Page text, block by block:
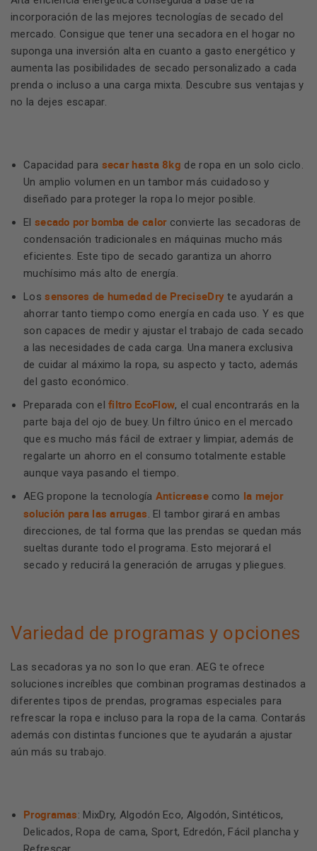
incorporación de las mejores tecnologías de secado del
mercado. Consigue que tener una secadora en el hogar no
suponga una inversión alta en cuanto a gasto energético y
aumenta las posibilidades de secado personalizado a cada
prenda o incluso a una carga mixta. Descubre sus ventajas y
no la dejes escapar.
Capacidad para secar hasta 8kg de ropa en un solo ciclo.
Un amplio volumen en un tambor más cuidadoso y
diseñado para proteger la ropa lo mejor posible.
El secado por bomba de calorconvierte las secadoras de
condensación tradicionales en máquinas mucho más
eficientes. Este tipo de secado garantiza un ahorro
muchísimo más alto de energía.
Lossensores de humedad de PreciseDry te ayudarán a
ahorrar tanto tiempo como energía en cada uso. Y es que
son capaces de medir y ajustar el trabajo de cada secado
a las necesidades de cada carga. Una manera exclusiva
de cuidar al máximo la ropa, su aspecto y tacto, además
del gasto económico.
Preparada con elfiltro EcoFlow, el cual encontrarás en la
parte baja del ojo de buey. Un filtro único en el mercado
que es mucho más fácil de extraer y limpiar, además de
regalarte un ahorro en el consumo totalmente estable
aunque vaya pasando el tiempo.
AEG propone la tecnología Anticrease como la mejor
solución para las arrugas. El tambor girará en ambas
direcciones, de tal forma que las prendas se quedan más
sueltas durante todo el programa. Esto mejorará el
secado y reducirá la generación de arrugas y pliegues.
Variedad de programas y opciones
Las secadoras ya no son lo que eran. AEG te ofrece
soluciones increíbles que combinan programas destinados a
diferentes tipos de prendas, programas especiales para
refrescar la ropa e incluso para la ropa de la cama. Contarás
además con distintas funciones que te ayudarán a ajustar
aún más su trabajo.
Programas: MixDry, Algodón Eco, Algodón, Sintéticos,
Delicados, Ropa de cama, Sport, Edredón, Fácil plancha y